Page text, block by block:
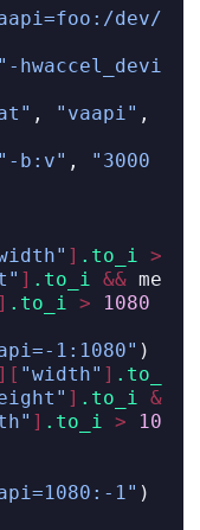
dev/
"-hwaccel_devi
, "vaapi" ,
"-b:v" ,
"3000
] .to_i >
] .to_i && me
] .to_i >
1080
1:1080" )
][ "width" ] .to_
] .to_i &
] .to_i >
10
1" )